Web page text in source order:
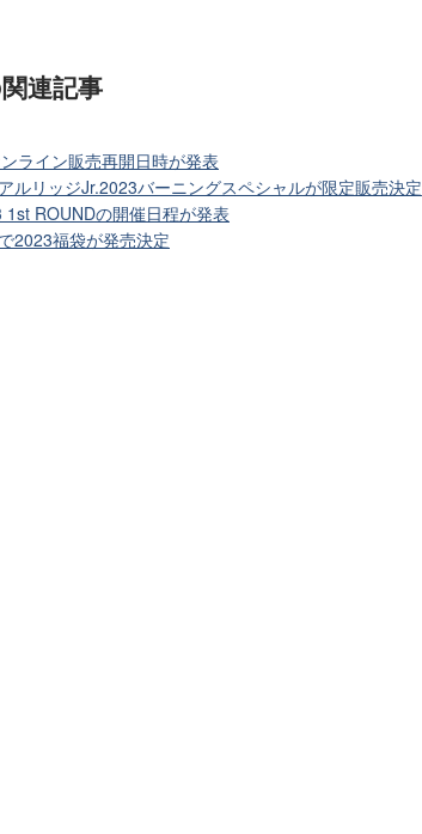
連記事
ライン販売再開日時が発表
ルリッジJr.2023バーニングスペシャルが限定販売決定
ROUNDの開催日程が発表
2023福袋が発売決定